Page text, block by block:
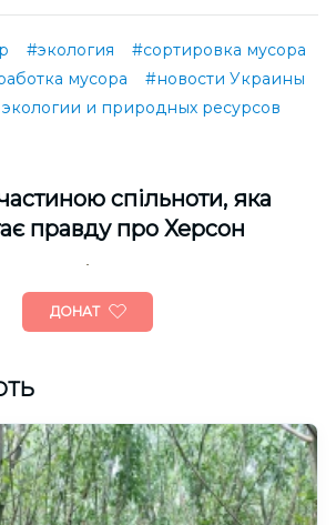
#экология
#сортировка мусора
мусора
#новости Украины
и природных ресурсов
спільноти, яка
правду про Херсон
ДОНАТ